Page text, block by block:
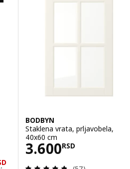
BODBYN
Staklena vrata, prljavobela,
40x60 cm
3.600RSD
Cena 3600RSD